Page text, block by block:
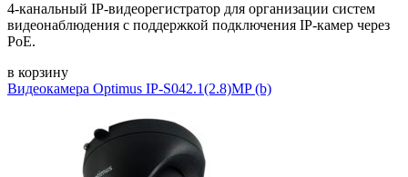
4-канальный IP-видеорегистратор для организации систем
видеонаблюдения с поддержкой подключения IP-камер через
PoE.
в корзину
Видеокамера Optimus IP-S042.1(2.8)MP (b)